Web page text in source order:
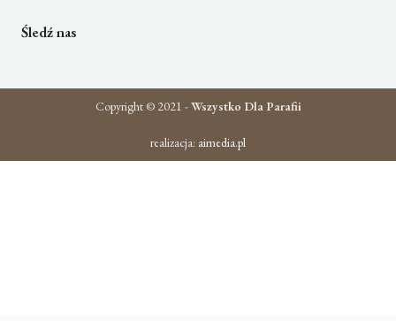
Śledź nas
Copyright © 2021 -Wszystko Dla Parafii
realizacja: aimedia.pl